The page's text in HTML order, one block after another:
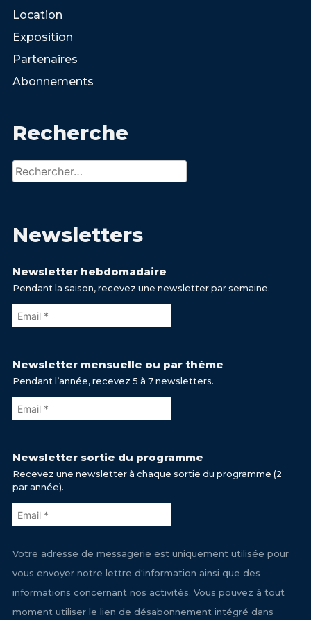
Location
Exposition
Partenaires
Abonnements
Recherche
Rechercher :
Newsletters
Newsletter hebdomadaire
Pendant la saison, recevez une newsletter par semaine.
Newsletter mensuelle ou par thème
Pendant l’année, recevez 5 à 7 newsletters.
Newsletter sortie du programme
Recevez une newsletter à chaque sortie du programme (2
par année).
Votre adresse de messagerie est uniquement utilisée pour
vous envoyer notre lettre d'information ainsi que des
informations concernant nos activités. Vous pouvez à tout
moment utiliser le lien de désabonnement intégré dans